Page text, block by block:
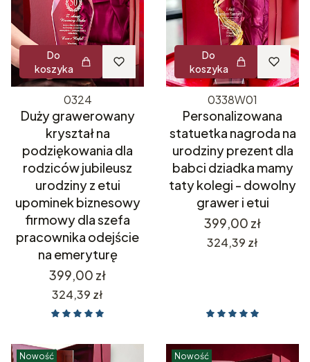
Do
koszyka
0324
Duży grawerowany
kryształ na
podziękowania dla
rodziców jubileusz
urodziny z etui
upominek biznesowy
firmowy dla szefa
pracownika odejście
na emeryturę
Cena
399,00 zł
Cena
324,39 zł
Do
koszyka
0338W01
Personalizowana
statuetka nagroda na
urodziny prezent dla
babci dziadka mamy
taty kolegi - dowolny
grawer i etui
Cena
399,00 zł
Cena
324,39 zł
Nowość Nowość